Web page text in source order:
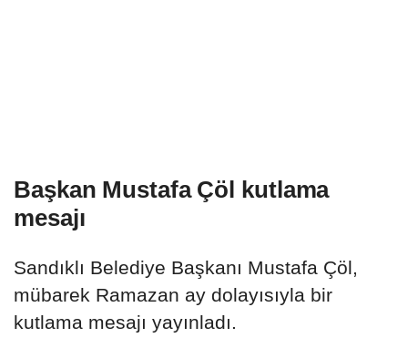
Başkan Mustafa Çöl kutlama
mesajı
Sandıklı Belediye Başkanı Mustafa Çöl,
mübarek Ramazan ay dolayısıyla bir
kutlama mesajı yayınladı.